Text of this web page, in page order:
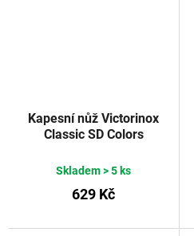
Kapesní nůž Victorinox
Classic SD Colors
Skladem> 5 ks
629 Kč